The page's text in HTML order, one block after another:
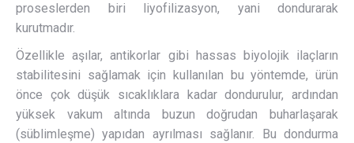
proseslerden biri liyofilizasyon, yani dondurarak
kurutmadır.
Özellikle aşılar, antikorlar gibi hassas biyolojik ilaçların
stabilitesini sağlamak için kullanılan bu yöntemde, ürün
önce çok düşük sıcaklıklara kadar dondurulur, ardından
yüksek vakum altında buzun doğrudan buharlaşarak
(süblimleşme) yapıdan ayrılması sağlanır. Bu dondurma